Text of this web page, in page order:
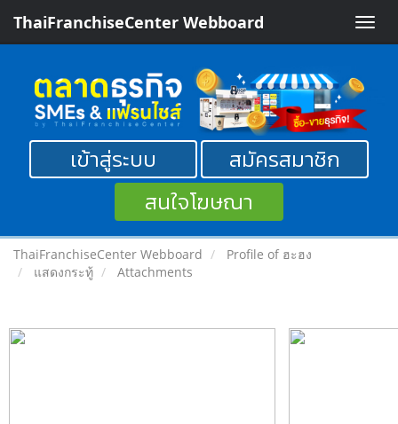
Toggle
ThaiFranchiseCenter Webboard
เข้าสู่ระบบ
สมัครสมาชิก
สนใจโฆษณา
ThaiFranchiseCenter Webboard
Profile of ฮะฮง
แสดงกระทู้
Attachments